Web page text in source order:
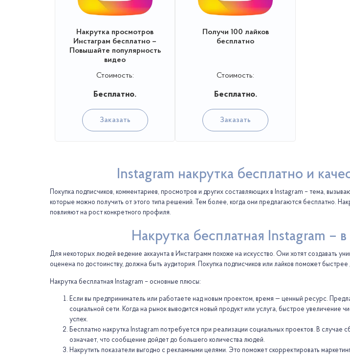
Накрутка просмотров
Инстаграм бесплатно –
Повышайте популярность
видео
Стоимость:
Бесплатно.
Заказать
Получи 100 лайков
бесплатно
Стоимость:
Бесплатно.
Заказать
Instagram накрутка бесплатно и
Покупка подписчиков, комментариев, просмотров и других составляющих в Instagram – тема,
которые можно получить от этого типа решений. Тем более, когда они предлагаются бесплатно.
повлияют на рост конкретного профиля.
Накрутка бесплатная Instagram –
Для некоторых людей ведение аккаунта в Инстаграмм похоже на искусство. Они хотят создавать
оценена по достоинству, должна быть аудитория. Покупка подписчиков или лайков поможет быстрее
Накрутка бесплатная Instagram – основные плюсы:
Если вы предприниматель или работаете над новым проектом, время — ценный ресурс.
социальной сети. Когда на рынок выводится новый продукт или услуга, быстрое увеличение
успех.
Бесплатно накрутка Instagram потребуется при реализации социальных проектов. В случае
означает, что сообщение дойдет до большего количества людей.
Накрутить показатели выгодно с рекламными целями. Это поможет скорректировать